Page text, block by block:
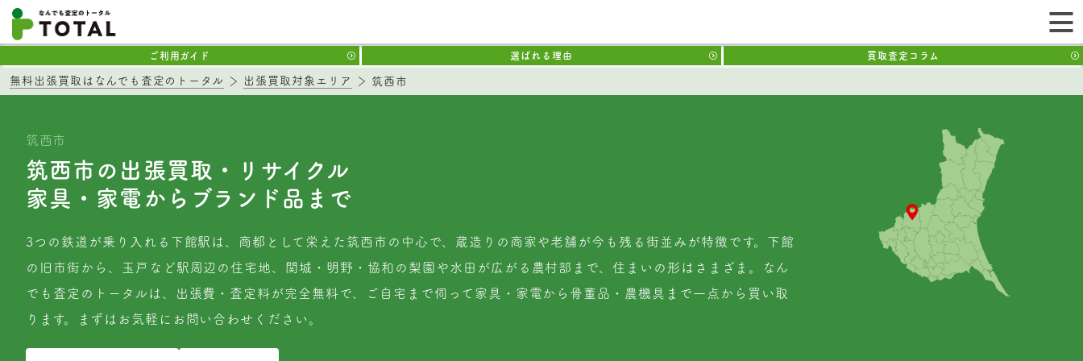
ご利用ガイド 選ばれる理由 買取査定コラム
無料出張買取はなんでも査定のトータル 出張買取対象エリア 筑西市
筑西市
筑西市の出張買取・リサイクル
家具・家電からブランド品まで
3つの鉄道が乗り入れる下館駅は、商都として栄えた筑西市の中心で、蔵造りの商家や老舗が今も残る街並みが特徴です。下館
の旧市街から、玉戸など駅周辺の住宅地、関城・明野・協和の梨園や水田が広がる農村部まで、住まいの形はさまざま。なん
でも査定のトータルは、出張費・査定料が完全無料で、ご自宅まで伺って家具・家電から骨董品・農機具まで一点から買い取
ります。まずはお気軽にお問い合わせください。